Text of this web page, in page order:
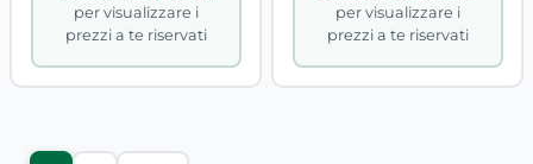
per visualizzare i
prezzi a te riservati
per visualizzare i
prezzi a te riservati